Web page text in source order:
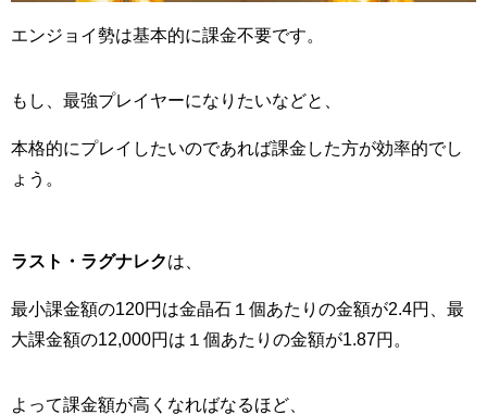
エンジョイ勢は基本的に課金不要です。
もし、最強プレイヤーになりたいなどと、
本格的にプレイしたいのであれば課金した方が効率的でし
ょう。
​​​​​​ラスト・ラグナレクは、
最小課金額の120円は金晶石１個あたりの金額が2.4円、最
大課金額の12,000円は１個あたりの金額が1.87円。
よって課金額が高くなればなるほど、